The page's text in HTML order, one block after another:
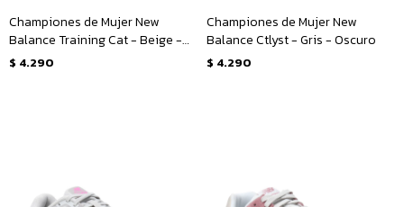
Championes de Mujer New
Balance Training Cat - Beige -
Blanco
$ 4.290
Championes de Mujer New
Balance Ctlyst - Gris - Oscuro
$ 4.290